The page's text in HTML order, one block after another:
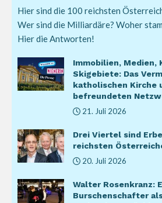
Hier sind die 100 reichsten
Wer sind die Milliardäre? Woher
Hier die Antworten!
Immobilien,
Skigebiete: Das
katholischen Kirche
befreundeten
21. Juli 2026
Drei Viertel sind
reichsten
20. Juli 2026
Walter Rosenkranz:
Burschenschafter